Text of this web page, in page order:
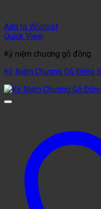
Add to Wishlist
Quick View
Kỷ niệm chương gỗ đồng
Kỷ Niệm Chương Gỗ Đồng 5